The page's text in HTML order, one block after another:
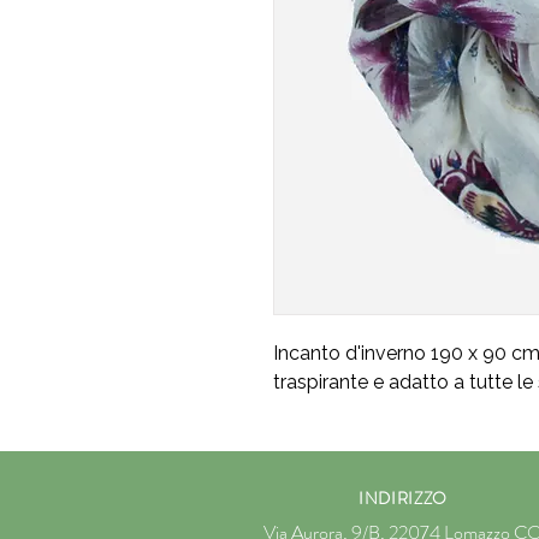
Incanto d'inverno 190 x 90
traspirante e adatto a tutte le
INDIRIZZO
Via Aurora, 9/B, 22074 Lomazzo